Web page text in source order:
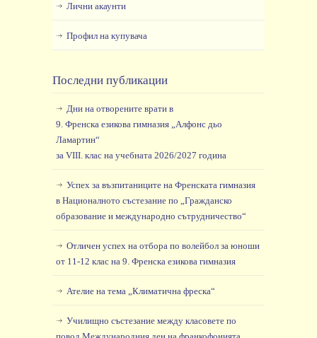
Лични акаунти
Профил на купувача
Последни публикации
Дни на отворените врати в
9. Френска езикова гимназия „Алфонс дьо
Ламартин“
за VIII. клас на учебната 2026/2027 година
Успех за възпитаниците на Френската гимназия
в Националното състезание по „Гражданско
образование и международно сътрудничество“
Отличен успех на отбора по волейбол за юноши
от 11-12 клас на 9. Френска езикова гимназия
Ателие на тема „Климатична фреска“
Училищно състезание между класовете по